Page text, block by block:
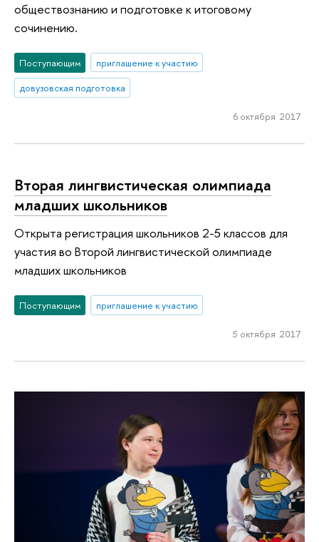
обществознанию и подготовке к итоговому
сочинению.
Поступающим
приглашение к участию
довузовская подготовка
6 октября 2017
Вторая лингвистическая олимпиада
младших школьников
Открыта регистрация школьников 2-5 классов для
участия во Второй лингвистической олимпиаде
младших школьников
Поступающим приглашение к участию
5 октября 2017